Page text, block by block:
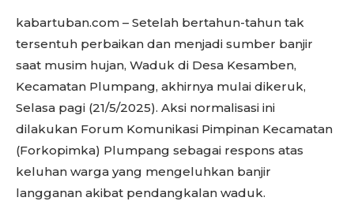
kabartuban.com – Setelah bertahun-tahun tak
tersentuh perbaikan dan menjadi sumber banjir
saat musim hujan, Waduk di Desa Kesamben,
Kecamatan Plumpang, akhirnya mulai dikeruk,
Selasa pagi (21/5/2025). Aksi normalisasi ini
dilakukan Forum Komunikasi Pimpinan Kecamatan
(Forkopimka) Plumpang sebagai respons atas
keluhan warga yang mengeluhkan banjir
langganan akibat pendangkalan waduk.